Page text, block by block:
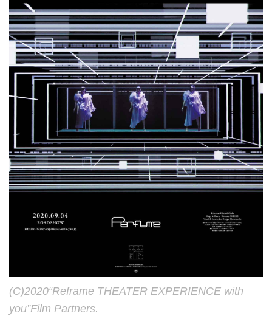
(C)2020“Reframe THEATER EXPERIENCE with
you”Film Partners.